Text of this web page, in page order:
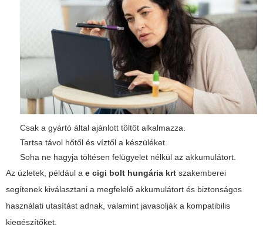
Csak a gyártó által ajánlott töltőt alkalmazza.
Tartsa távol hőtől és víztől a készüléket.
Soha ne hagyja töltésen felügyelet nélkül az akkumulátort.
Az üzletek, például a e cigi bolt hungária krt szakemberei
segítenek kiválasztani a megfelelő akkumulátort és biztonságos
használati utasítást adnak, valamint javasolják a kompatibilis
kiegészítőket.